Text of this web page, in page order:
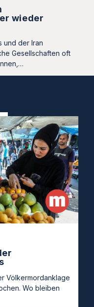
wieder
und der Iran
Gesellschaften oft
Völkermordanklage
Wo bleiben